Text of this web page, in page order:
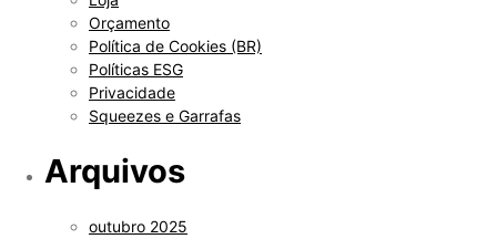
Orçamento
Política de Cookies (BR)
Políticas ESG
Privacidade
Squeezes e Garrafas
Arquivos
outubro 2025